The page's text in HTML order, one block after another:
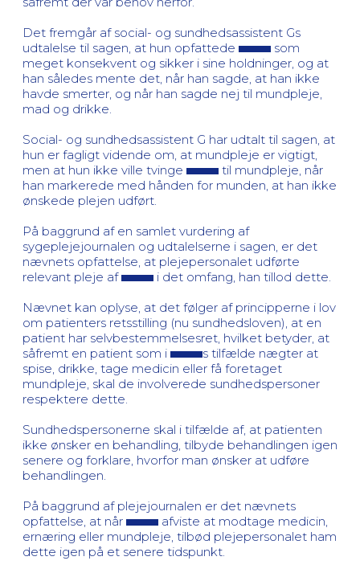
Det fremgår af social- og sundhedsassistent Gs
udtalelse til sagen, at hun opfattede
som
meget konsekvent og sikker i sine holdninger, og at
han således mente det, når han sagde, at han ikke
havde smerter, og når han sagde nej til mundpleje,
mad og drikke.
Social- og sundhedsassistent G har udtalt til sagen, at
hun er fagligt vidende om, at mundpleje er vigtigt,
men at hun ikke ville tvinge
til mundpleje, når
han markerede med hånden for munden, at han ikke
ønskede plejen udført.
På baggrund af en samlet vurdering af
sygeplejejournalen og udtalelserne i sagen, er det
nævnets opfattelse, at plejepersonalet udførte
relevant pleje af
i det omfang, han tillod dette.
Nævnet kan oplyse, at det følger af principperne i lov
om patienters retsstilling (nu sundhedsloven), at en
patient har selvbestemmelsesret, hvilket betyder, at
såfremt en patient som i
s tilfælde nægter at
spise, drikke, tage medicin eller få foretaget
mundpleje, skal de involverede sundhedspersoner
respektere dette.
Sundhedspersonerne skal i tilfælde af, at patienten
ikke ønsker en behandling, tilbyde behandlingen igen
senere og forklare, hvorfor man ønsker at udføre
behandlingen.
På baggrund af plejejournalen er det nævnets
opfattelse, at når
afviste at modtage medicin,
ernæring eller mundpleje, tilbød plejepersonalet ham
dette igen på et senere tidspunkt.